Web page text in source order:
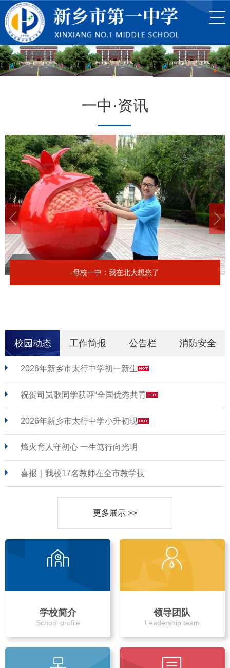
一中·资讯
-母校一中：我在北大想您了
校园动态 工作简报 公告栏 消防安全
2026年新乡市太行中学初一新生
祝贺司岚歌同学获评“全国优秀共青
2026年新乡市太行中学小升初现
烽火育人守初心 一生笃行向光明
喜报｜我校17名教师在全市教学技
更多展示 >>
学校简介
School profile
领导团队
Leadership team